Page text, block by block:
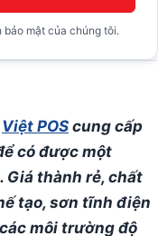
bảo mật của chúng tôi.
Việt POS cung cấp
có được một
Giá thành rẻ, chất
tạo, sơn tĩnh điện
môi trường độ